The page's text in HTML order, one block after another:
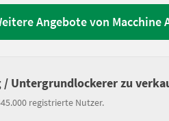
Angebote von Macchine
/ Untergrundlockerer zu
registrierte Nutzer.